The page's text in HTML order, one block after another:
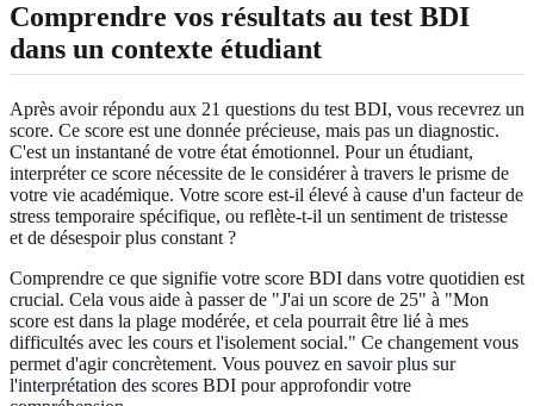
Comprendre vos résultats au test BDI
dans un contexte étudiant
Après avoir répondu aux 21 questions du test BDI, vous recevrez un
score. Ce score est une donnée précieuse, mais pas un diagnostic.
C'est un instantané de votre état émotionnel. Pour un étudiant,
interpréter ce score nécessite de le considérer à travers le prisme de
votre vie académique. Votre score est-il élevé à cause d'un facteur de
stress temporaire spécifique, ou reflète-t-il un sentiment de tristesse
et de désespoir plus constant ?
Comprendre ce que signifie votre score BDI dans votre quotidien est
crucial. Cela vous aide à passer de "J'ai un score de 25" à "Mon
score est dans la plage modérée, et cela pourrait être lié à mes
difficultés avec les cours et l'isolement social." Ce changement vous
permet d'agir concrètement. Vous pouvez en savoir plus sur
l'interprétation des scores BDI pour approfondir votre